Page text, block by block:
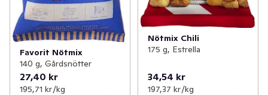
Favorit Nötmix
140 g, Gårdsnötter
27,40 kr
195,71 kr /kg
Nötmix Chili
175 g, Estrella
34,54 kr
197,37 kr /kg